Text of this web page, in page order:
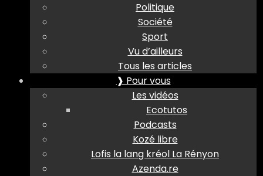
Politique
Société
Sport
Vu d’ailleurs
Tous les articles
❱ Pour vous
Les vidéos
Ecotutos
Podcasts
Kozé libre
Lofis la lang kréol La Rényon
Azenda.re